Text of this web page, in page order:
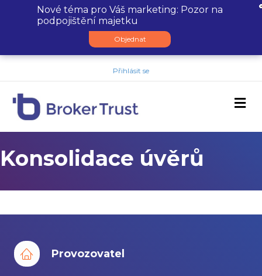
Přihlásit se
Konsolidace úvěrů
Provozovatel
Nové téma pro Váš marketing: Pozor na
podpojištění majetku
Objednat